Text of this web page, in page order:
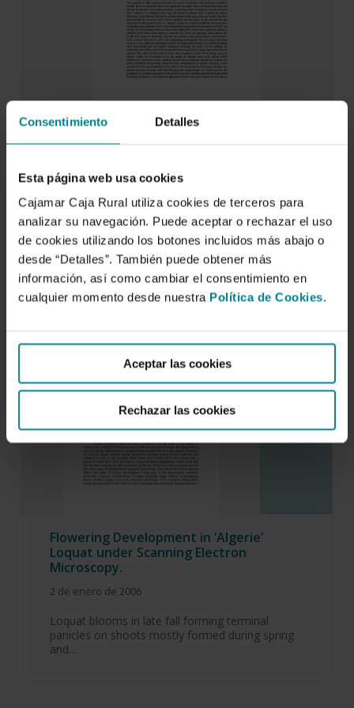
Consentimiento Detalles
Esta página web usa cookies
Cajamar Caja Rural utiliza cookies de terceros para
analizar su navegación. Puede aceptar o rechazar el uso
de cookies utilizando los botones incluidos más abajo o
desde “Detalles”. También puede obtener más
información, así como cambiar el consentimiento en
cualquier momento desde nuestra Política de Cookies.
Aceptar las cookies
Rechazar las cookies
Deficit Irrigation as a Tool for
Manipulating Flowering Date in Loquat
1 de enero de 2008
A frequent response of fruit trees to deficit
irrigation (DI) is a promotion of flowering.…
Flowering Development in ‘Algerie’
Loquat under Scanning Electron
Microscopy.
2 de enero de 2006
Loquat blooms in late fall forming terminal
panicles on shoots mostly formed during spring
and…